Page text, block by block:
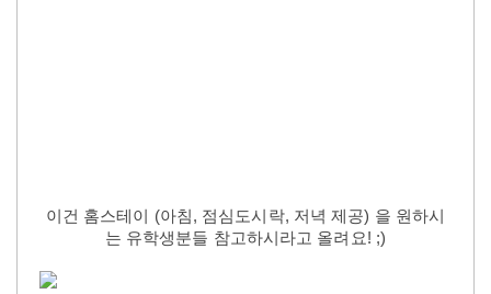
이건 홈스테이 (아침, 점심도시락, 저녁 제공) 을 원하시
는 유학생분들 참고하시라고 올려요! ;)